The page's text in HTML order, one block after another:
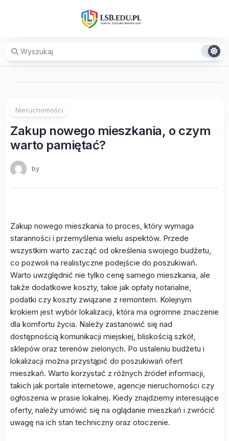
Nieruchomości
Zakup nowego mieszkania, o czym
warto pamiętać?
by
Zakup nowego mieszkania to proces, który wymaga
staranności i przemyślenia wielu aspektów. Przede
wszystkim warto zacząć od określenia swojego budżetu,
co pozwoli na realistyczne podejście do poszukiwań.
Warto uwzględnić nie tylko cenę samego mieszkania, ale
także dodatkowe koszty, takie jak opłaty notarialne,
podatki czy koszty związane z remontem. Kolejnym
krokiem jest wybór lokalizacji, która ma ogromne znaczenie
dla komfortu życia. Należy zastanowić się nad
dostępnością komunikacji miejskiej, bliskością szkół,
sklepów oraz terenów zielonych. Po ustaleniu budżetu i
lokalizacji można przystąpić do poszukiwań ofert
mieszkań. Warto korzystać z różnych źródeł informacji,
takich jak portale internetowe, agencje nieruchomości czy
ogłoszenia w prasie lokalnej. Kiedy znajdziemy interesujące
oferty, należy umówić się na oglądanie mieszkań i zwrócić
uwagę na ich stan techniczny oraz otoczenie.